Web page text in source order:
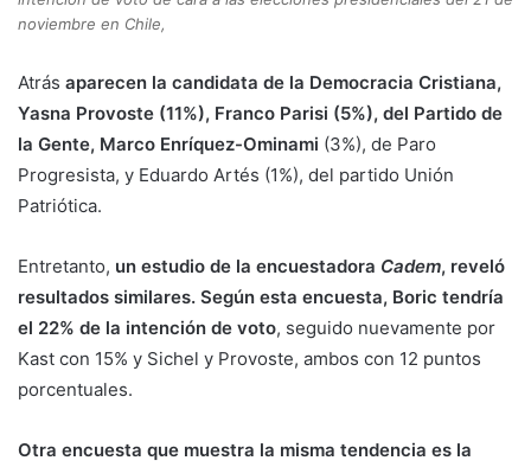
noviembre en Chile,
Atrás aparecen la candidata de la Democracia Cristiana,
Yasna Provoste (11%), Franco Parisi (5%), del Partido de
la Gente, Marco Enríquez-Ominami (3%), de Paro
Progresista, y Eduardo Artés (1%), del partido Unión
Patriótica.
Entretanto, un estudio de la encuestadora Cadem, reveló
resultados similares. Según esta encuesta, Boric tendría
el 22% de la intención de voto, seguido nuevamente por
Kast con 15% y Sichel y Provoste, ambos con 12 puntos
porcentuales.
Otra encuesta que muestra la misma tendencia es la